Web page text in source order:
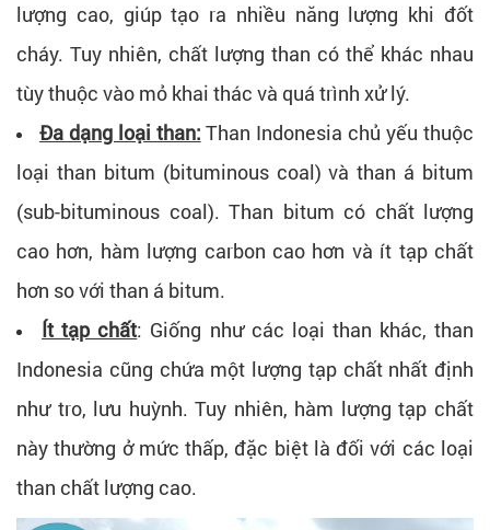
lượng cao, giúp tạo ra nhiều năng lượng khi đốt
cháy. Tuy nhiên, chất lượng than có thể khác nhau
tùy thuộc vào mỏ khai thác và quá trình xử lý.
Đa dạng loại than: Than Indonesia chủ yếu thuộc
loại than bitum (bituminous coal) và than á bitum
(sub-bituminous coal). Than bitum có chất lượng
cao hơn, hàm lượng carbon cao hơn và ít tạp chất
hơn so với than á bitum.
Ít tạp chất: Giống như các loại than khác, than
Indonesia cũng chứa một lượng tạp chất nhất định
như tro, lưu huỳnh. Tuy nhiên, hàm lượng tạp chất
này thường ở mức thấp, đặc biệt là đối với các loại
than chất lượng cao.